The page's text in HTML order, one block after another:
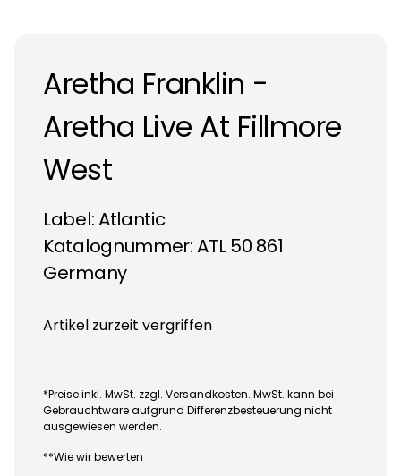
Aretha Franklin -
Aretha Live At Fillmore
West
Label:Atlantic
Katalognummer: ATL 50 861
Germany
Artikel zurzeit vergriffen
*Preise inkl. MwSt. zzgl. Versandkosten. MwSt. kann bei
Gebrauchtware aufgrund Differenzbesteuerung nicht
ausgewiesen werden.
**Wie wir bewerten